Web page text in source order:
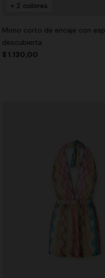
+ 2 colores
Mono corto de encaje con
descubierta
$ 1.130,00